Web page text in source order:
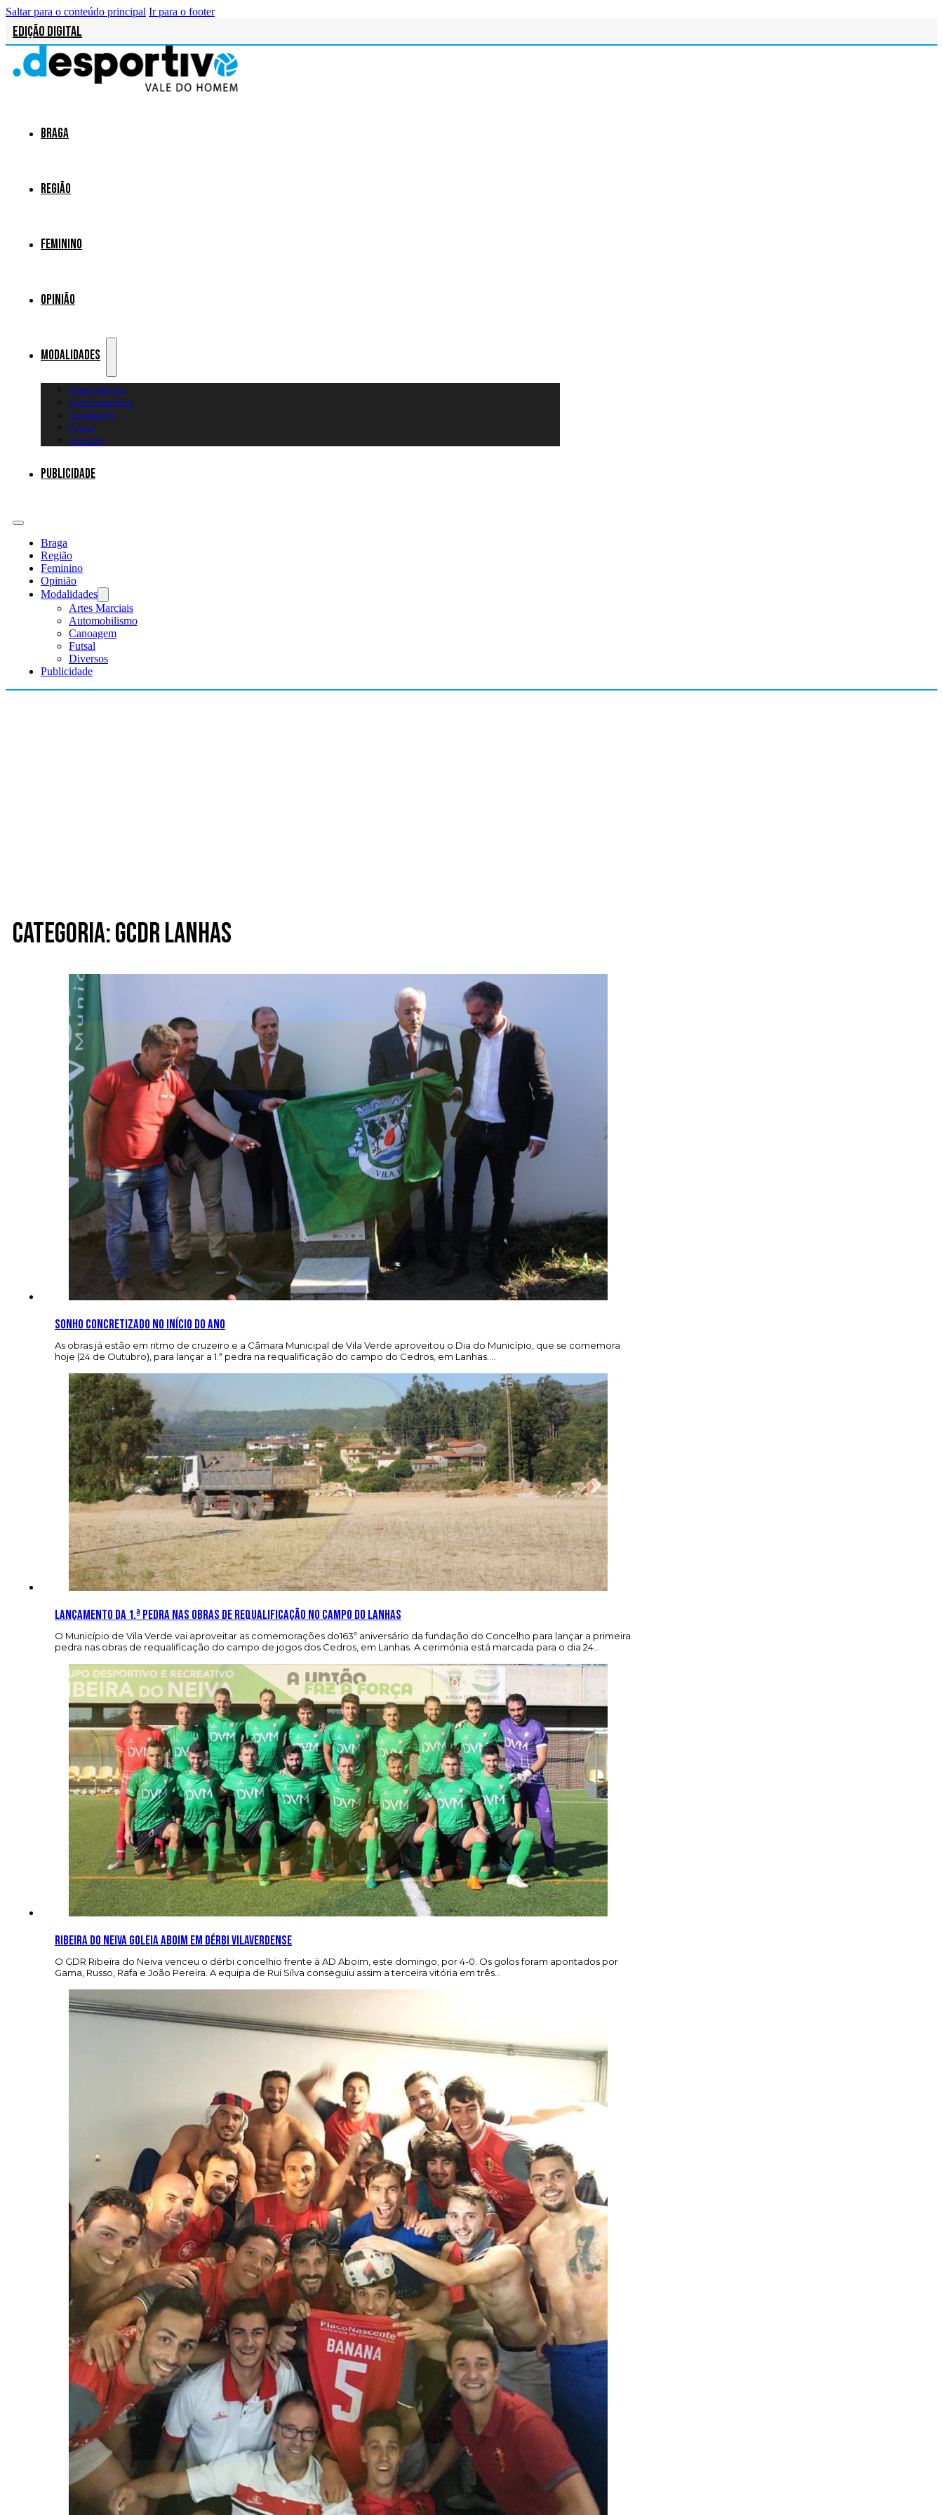
Saltar para o conteúdo principal Ir para o footer
Edição Digital
Braga
Região
Feminino
Opinião
Modalidades
Artes Marciais
Automobilismo
Canoagem
Futsal
Diversos
Publicidade
Braga
Região
Feminino
Opinião
Modalidades
Artes Marciais
Automobilismo
Canoagem
Futsal
Diversos
Publicidade
Categoria: GCDR Lanhas
Sonho concretizado no início do ano
As obras já estão em ritmo de cruzeiro e a Câmara Municipal de Vila Verde aproveitou o Dia do Município, que se comemora
hoje (24 de Outubro), para lançar a 1.ª pedra na requalificação do campo do Cedros, em Lanhas.…
Lançamento da 1.ª pedra nas obras de requalificação no campo do Lanhas
O Município de Vila Verde vai aproveitar as comemorações do163º aniversário da fundação do Concelho para lançar a primeira
pedra nas obras de requalificação do campo de jogos dos Cedros, em Lanhas. A cerimónia está marcada para o dia 24…
Ribeira do Neiva goleia Aboim em dérbi vilaverdense
O GDR Ribeira do Neiva venceu o dérbi concelhio frente à AD Aboim, este domingo, por 4-0. Os golos foram apontados por
Gama, Russo, Rafa e João Pereira. A equipa de Rui Silva conseguiu assim a terceira vitória em três…